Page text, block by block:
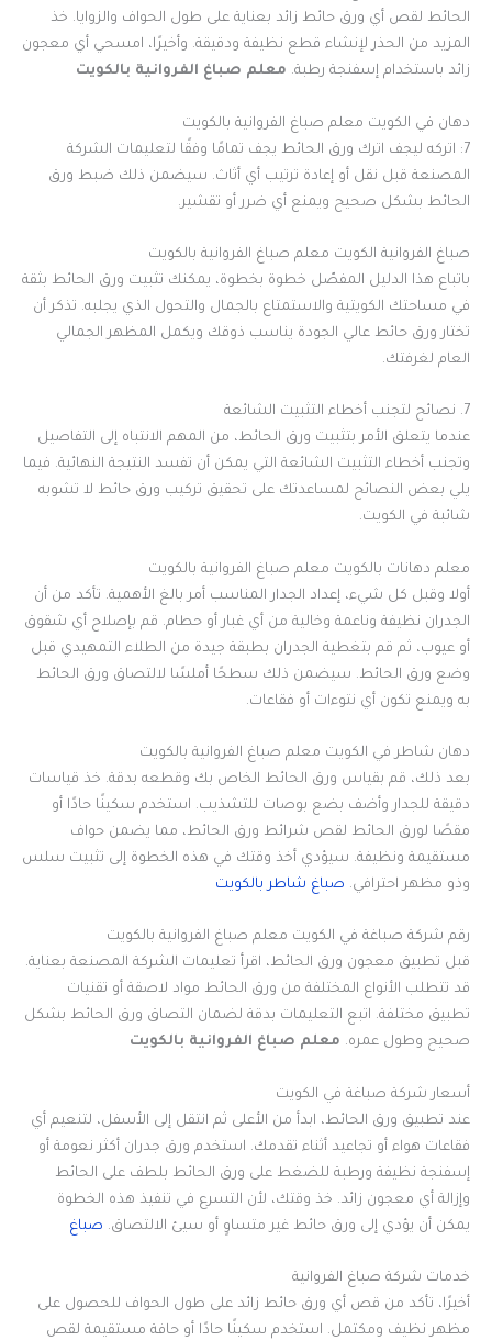
الحائط لقص أي ورق حائط زائد بعناية على طول الحواف والزوايا. خذ
المزيد من الحذر لإنشاء قطع نظيفة ودقيقة. وأخيرًا، امسحي أي معجون
زائد باستخدام إسفنجة رطبة. معلم صباغ الفروانية بالكويت
دهان في الكويت معلم صباغ الفروانية بالكويت
7: اتركه ليجف اترك ورق الحائط يجف تمامًا وفقًا لتعليمات الشركة
المصنعة قبل نقل أو إعادة ترتيب أي أثاث. سيضمن ذلك ضبط ورق
الحائط بشكل صحيح ويمنع أي ضرر أو تقشير.
صباغ الفروانية الكويت معلم صباغ الفروانية بالكويت
باتباع هذا الدليل المفصّل خطوة بخطوة، يمكنك تثبيت ورق الحائط بثقة
في مساحتك الكويتية والاستمتاع بالجمال والتحول الذي يجلبه. تذكر أن
تختار ورق حائط عالي الجودة يناسب ذوقك ويكمل المظهر الجمالي
العام لغرفتك.
7. نصائح لتجنب أخطاء التثبيت الشائعة
عندما يتعلق الأمر بتثبيت ورق الحائط، من المهم الانتباه إلى التفاصيل
وتجنب أخطاء التثبيت الشائعة التي يمكن أن تفسد النتيجة النهائية. فيما
يلي بعض النصائح لمساعدتك على تحقيق تركيب ورق حائط لا تشوبه
شائبة في الكويت.
معلم دهانات بالكويت معلم صباغ الفروانية بالكويت
أولا وقبل كل شيء، إعداد الجدار المناسب أمر بالغ الأهمية. تأكد من أن
الجدران نظيفة وناعمة وخالية من أي غبار أو حطام. قم بإصلاح أي شقوق
أو عيوب، ثم قم بتغطية الجدران بطبقة جيدة من الطلاء التمهيدي قبل
وضع ورق الحائط. سيضمن ذلك سطحًا أملسًا لالتصاق ورق الحائط
به ويمنع تكون أي نتوءات أو فقاعات.
دهان شاطر في الكويت معلم صباغ الفروانية بالكويت
بعد ذلك، قم بقياس ورق الحائط الخاص بك وقطعه بدقة. خذ قياسات
دقيقة للجدار وأضف بضع بوصات للتشذيب. استخدم سكينًا حادًا أو
مقصًا لورق الحائط لقص شرائط ورق الحائط، مما يضمن حواف
مستقيمة ونظيفة. سيؤدي أخذ وقتك في هذه الخطوة إلى تثبيت سلس
وذو مظهر احترافي. صباغ شاطر بالكويت
رقم شركة صباغة في الكويت معلم صباغ الفروانية بالكويت
قبل تطبيق معجون ورق الحائط، اقرأ تعليمات الشركة المصنعة بعناية.
قد تتطلب الأنواع المختلفة من ورق الحائط مواد لاصقة أو تقنيات
تطبيق مختلفة. اتبع التعليمات بدقة لضمان التصاق ورق الحائط بشكل
صحيح وطول عمره. معلم صباغ الفروانية بالكويت
أسعار شركة صباغة في الكويت
عند تطبيق ورق الحائط، ابدأ من الأعلى ثم انتقل إلى الأسفل، لتنعيم أي
فقاعات هواء أو تجاعيد أثناء تقدمك. استخدم ورق جدران أكثر نعومة أو
إسفنجة نظيفة ورطبة للضغط على ورق الحائط بلطف على الحائط
وإزالة أي معجون زائد. خذ وقتك، لأن التسرع في تنفيذ هذه الخطوة
يمكن أن يؤدي إلى ورق حائط غير متساوٍ أو سيئ الالتصاق. صباغ
خدمات شركة صباغ الفروانية
أخيرًا، تأكد من قص أي ورق حائط زائد على طول الحواف للحصول على
مظهر نظيف ومكتمل. استخدم سكينًا حادًا أو حافة مستقيمة لقص